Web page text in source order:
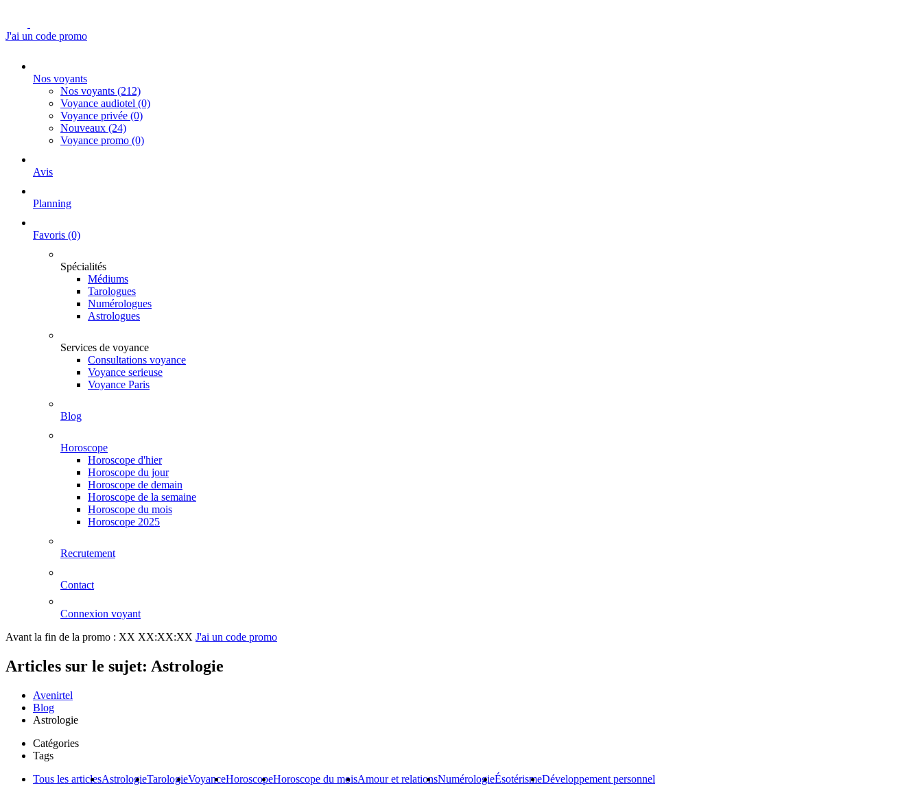
J'ai un code promo
Nos voyants
Nos voyants (212)
Voyance audiotel (0)
Voyance privée (0)
Nouveaux (24)
Voyance promo (0)
Avis
Planning
Favoris (0)
Spécialités
Médiums
Tarologues
Numérologues
Astrologues
Services de voyance
Consultations voyance
Voyance serieuse
Voyance Paris
Blog
Horoscope
Horoscope d'hier
Horoscope du jour
Horoscope de demain
Horoscope de la semaine
Horoscope du mois
Horoscope 2025
Recrutement
Contact
Connexion voyant
Avant la fin de la promo : XX XX:XX:XX J'ai un code promo
Articles sur le sujet: Astrologie
Avenirtel
Blog
Astrologie
Catégories
Tags
Tous les articlesAstrologieTarologieVoyanceHoroscopeHoroscope du moisAmour et relationsNumérologieÉsotérismeDéveloppement personnel